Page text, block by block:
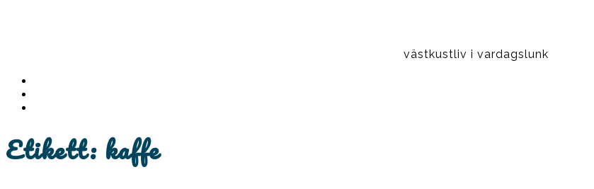
västkustliv i vardagslunk
Etikett: kaffe